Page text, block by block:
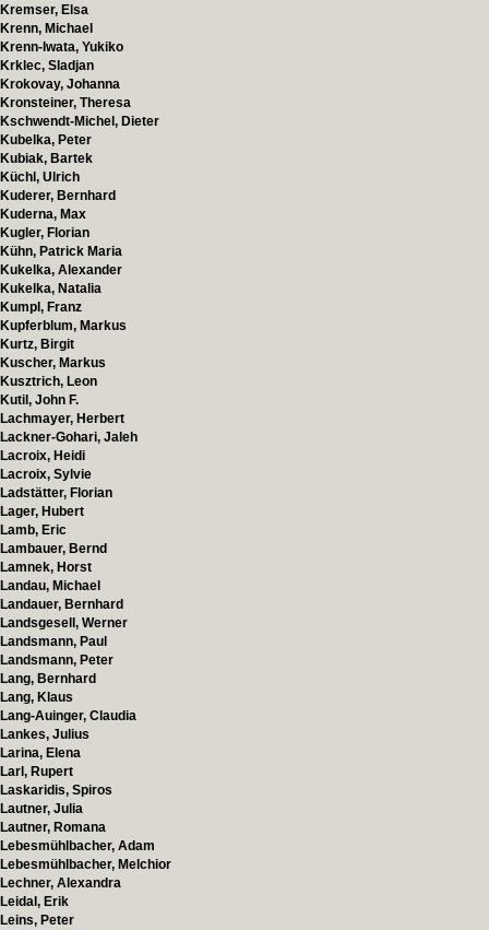
Kremser, Elsa
Krenn, Michael
Krenn-Iwata, Yukiko
Krklec, Sladjan
Krokovay, Johanna
Kronsteiner, Theresa
Kschwendt-Michel, Dieter
Kubelka, Peter
Kubiak, Bartek
Küchl, Ulrich
Kuderer, Bernhard
Kuderna, Max
Kugler, Florian
Kühn, Patrick Maria
Kukelka, Alexander
Kukelka, Natalia
Kumpl, Franz
Kupferblum, Markus
Kurtz, Birgit
Kuscher, Markus
Kusztrich, Leon
Kutil, John F.
Lachmayer, Herbert
Lackner-Gohari, Jaleh
Lacroix, Heidi
Lacroix, Sylvie
Ladstätter, Florian
Lager, Hubert
Lamb, Eric
Lambauer, Bernd
Lamnek, Horst
Landau, Michael
Landauer, Bernhard
Landsgesell, Werner
Landsmann, Paul
Landsmann, Peter
Lang, Bernhard
Lang, Klaus
Lang-Auinger, Claudia
Lankes, Julius
Larina, Elena
Larl, Rupert
Laskaridis, Spiros
Lautner, Julia
Lautner, Romana
Lebesmühlbacher, Adam
Lebesmühlbacher, Melchior
Lechner, Alexandra
Leidal, Erik
Leins, Peter